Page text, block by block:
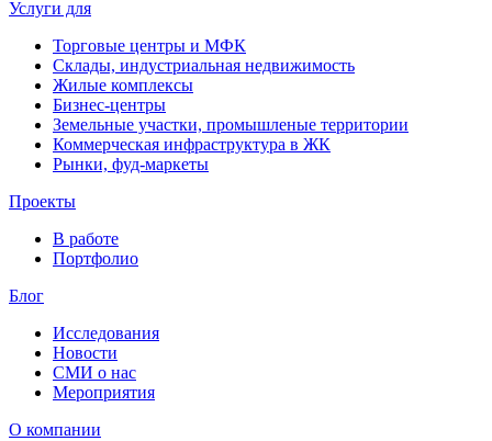
Услуги для
Торговые центры и МФК
Склады, индустриальная недвижимость
Жилые комплексы
Бизнес-центры
Земельные участки, промышленые территории
Коммерческая инфраструктура в ЖК
Рынки, фуд-маркеты
Проекты
В работе
Портфолио
Блог
Исследования
Новости
СМИ о нас
Мероприятия
О компании